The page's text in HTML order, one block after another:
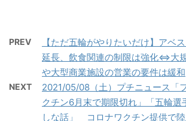
PREV
【ただ五輪がやりたいだけ】アベ
延長、飲食関連の制限は強化⇔大
や大型商業施設の営業の要件は緩和
NEXT
2021/05/08（土）プチニュース「
クチン6月末で期限切れ」「五輪選
しな話」 コロナワクチン提供で